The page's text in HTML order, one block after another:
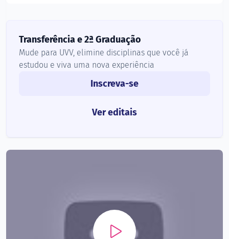
Transferência e 2ª Graduação
Mude para UVV, elimine disciplinas que você já
estudou e viva uma nova experiência
Inscreva-se
Ver editais